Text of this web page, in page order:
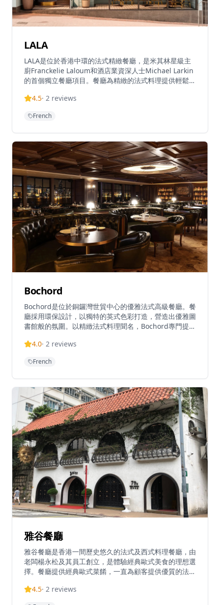
LALA
LALA是位於香港中環的法式精緻餐廳，是米其林星級主
廚Franckelie Laloum和酒店業資深人士Michael Larkin
的首個獨立餐廳項目。餐廳為精緻的法式料理提供輕鬆友
易近人的概念相結合。位於中環蘇豪區的心臟地帶，
力。餐廳位於中環其中一個充滿活力的餐飲區域蘭桂坊台
展現了主廚對法式料理的深刻理解和創意詮釋。從經典的
法式前菜到創新的現代演繹，每一道都經過精心製作，確
保呈現最佳風味。餐廳的環境設計現代而優雅，營造出舒
適而輕鬆的用餐氛圍。無論是商務宴請、慶祝特殊場合還
是浪漫約會，LALA都能提供難忘的用餐體驗，讓您在享
受精緻法式料理的同時，感受輕鬆友好的氛圍。
4.5· 2 reviews
French
Bochord
Bochord是位於銅鑼灣世貿中心的優雅法式高級餐廳。餐
廳採用環保設計，以獨特的英式色彩打造，營造出優雅圖
書館般的氛圍。以精緻法式料理聞名，Bochord專門提供
分，位列香港頂級餐廳之一。Bochord提供優質用餐體
及以極致嫩滑著稱的法式鴨胸。餐廳營業時間為12:00-
殊場合和創造難忘時刻的理想場所。
4.0· 2 reviews
French
雅谷餐廳
雅谷餐廳是香港一間歷史悠久的法式及西式料理餐廳，由
老闆楊永松及其員工創立，是體驗經典歐式美食的理想選
擇。餐廳提供經典歐式菜餚，一直為顧客提供優質的法式
谷餐廳在溫馨優雅的環境中提供招牌菜式的用餐體驗，適
4.5· 2 reviews